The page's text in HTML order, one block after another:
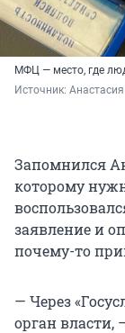
МФЦ — место, где
Источник:
Запомнился
которому
заявление и
почему-то
— Через
орган власти,